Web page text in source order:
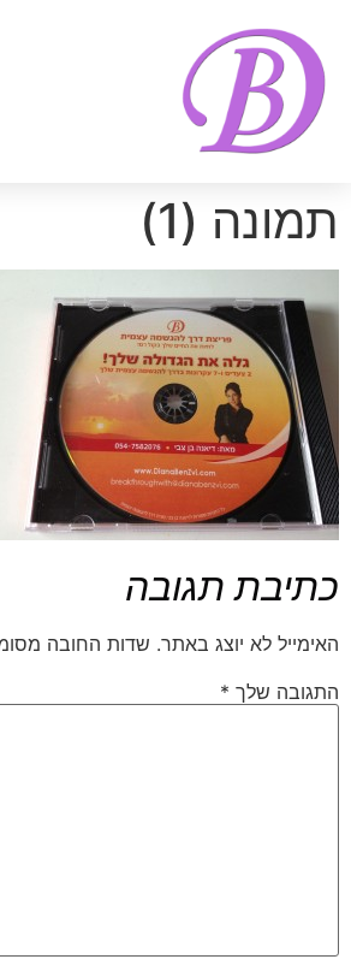
תמונה (1)
כתיבת תגובה
האימייל לא יוצג באתר. שדות החובה
התגובה שלך *